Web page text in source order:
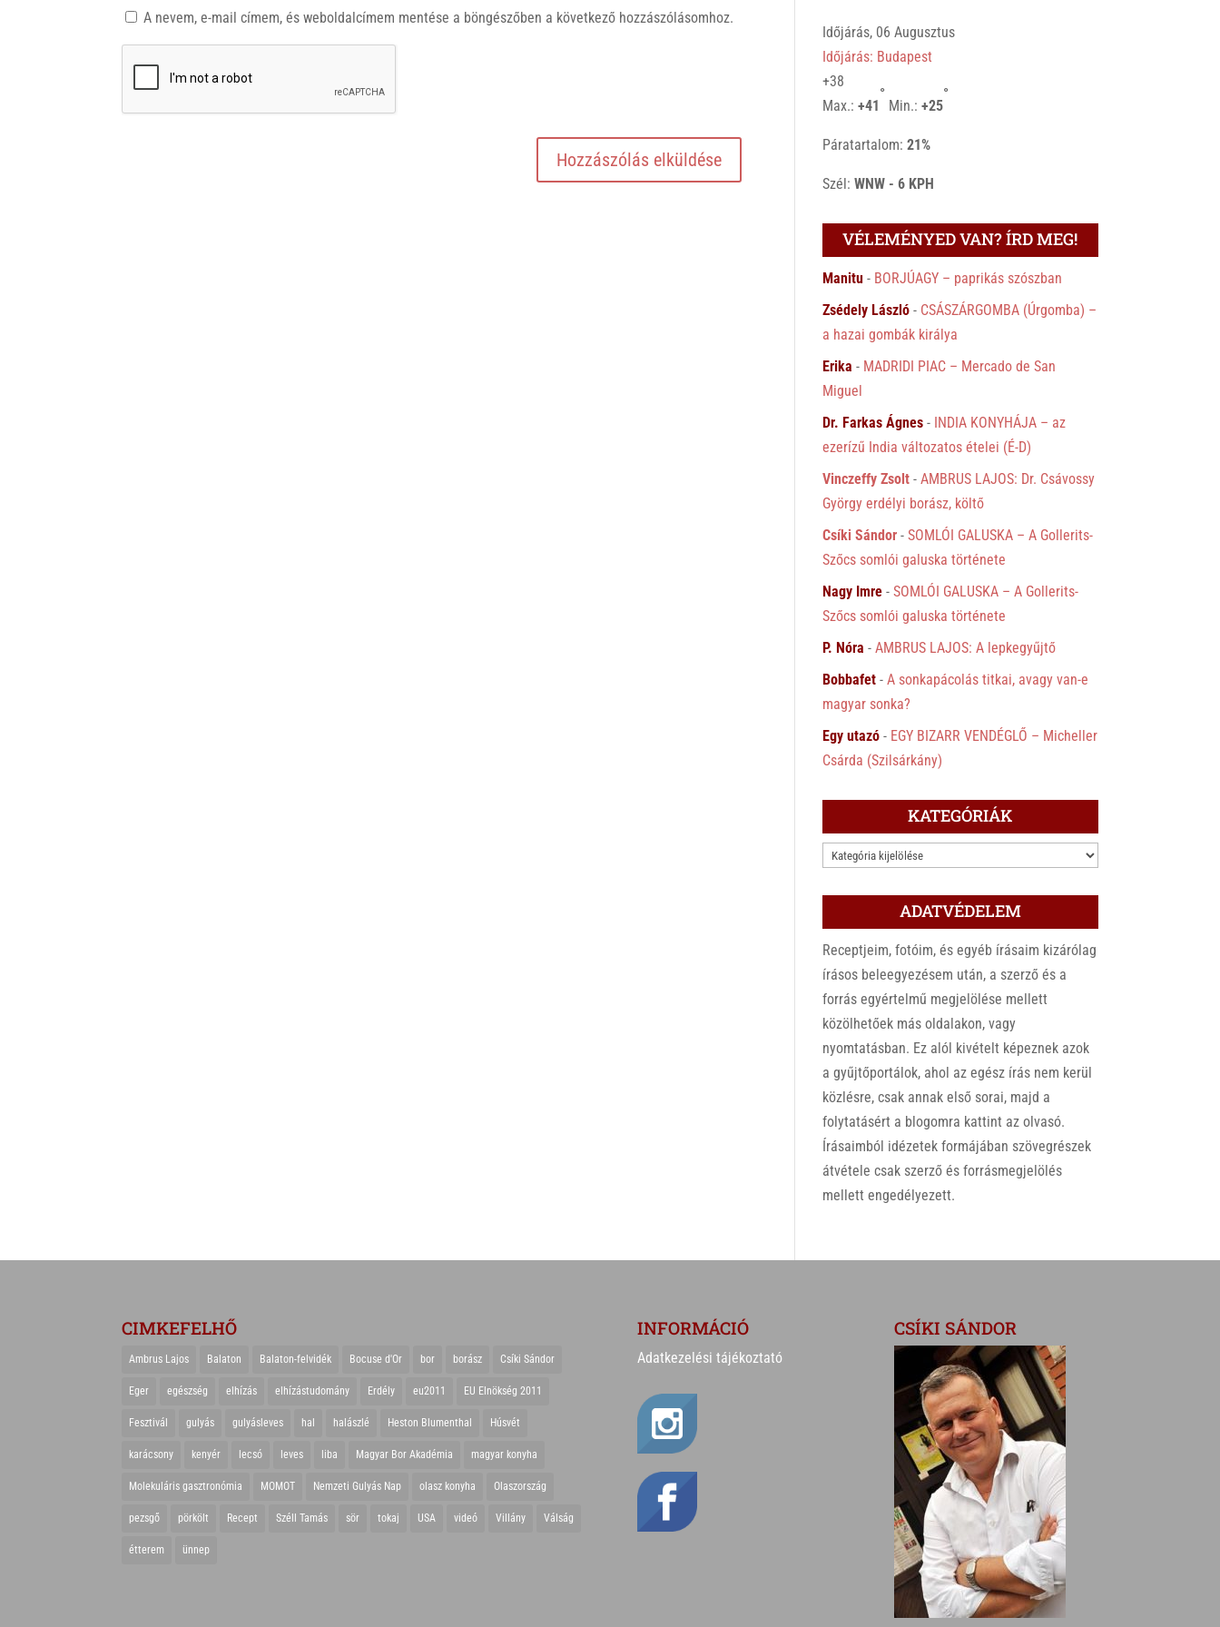
A nevem, e-mail címem, és weboldalcímem mentése a böngészőben a következő hozzászólásomhoz.
Időjárás, 06 Augusztus
Időjárás: Budapest
+38
Max.:+41
°
Min.:+25
°
Páratartalom:21%
Szél:WNW - 6 KPH
VÉLEMÉNYED VAN? ÍRD MEG!
Manitu - BORJÚAGY – paprikás szószban
Zsédely László - CSÁSZÁRGOMBA (Úrgomba) –
a hazai gombák királya
Erika - MADRIDI PIAC – Mercado de San
Miguel
Dr. Farkas Ágnes - INDIA KONYHÁJA – az
ezerízű India változatos ételei (É-D)
Vinczeffy Zsolt -AMBRUS LAJOS: Dr. Csávossy
György erdélyi borász, költő
Csíki Sándor -SOMLÓI GALUSKA – A Gollerits-
Szőcs somlói galuska története
Nagy Imre -SOMLÓI GALUSKA – A Gollerits-
Szőcs somlói galuska története
P. Nóra -AMBRUS LAJOS: A lepkegyűjtő
Bobbafet -A sonkapácolás titkai, avagy van-e
magyar sonka?
Egy utazó - EGY BIZARR VENDÉGLŐ – Micheller
Csárda (Szilsárkány)
KATEGÓRIÁK
KATEGÓRIÁK
ADATVÉDELEM
Receptjeim, fotóim, és egyéb írásaim kizárólag
írásos beleegyezésem után, a szerző és a
forrás egyértelmű megjelölése mellett
közölhetőek más oldalakon, vagy
nyomtatásban. Ez alól kivételt képeznek azok
a gyűjtőportálok, ahol az egész írás nem kerül
közlésre, csak annak első sorai, majd a
folytatásért a blogomra kattint az olvasó.
Írásaimból idézetek formájában szövegrészek
átvétele csak szerző és forrásmegjelölés
mellett engedélyezett.
CIMKEFELHŐ
Ambrus Lajos Balaton Balaton-felvidék Bocuse d'Or bor borász Csíki Sándor
Eger egészség elhízás elhízástudomány Erdély eu2011 EU Elnökség 2011
Fesztivál gulyás gulyásleves hal halászlé Heston Blumenthal Húsvét
karácsony kenyér lecsó leves liba Magyar Bor Akadémia magyar konyha
Molekuláris gasztronómia MOMOT Nemzeti Gulyás Nap olasz konyha Olaszország
pezsgő pörkölt Recept Széll Tamás sör tokaj USA videó Villány Válság
étterem ünnep
INFORMÁCIÓ
Adatkezelési tájékoztató
CSÍKI SÁNDOR